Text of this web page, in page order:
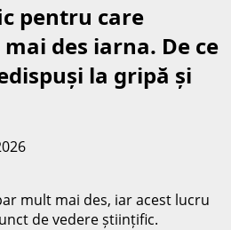
pentru care
des iarna. De ce
la gripă și
mult mai des, iar acest lucru
de vedere științific.